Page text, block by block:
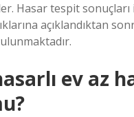
Hasar tespit sonuçları
açıklandıktan
ev az